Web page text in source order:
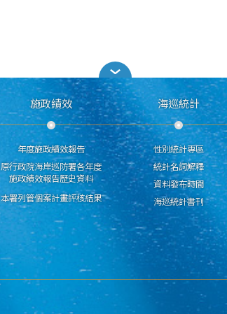
施政績效
年度施政績效報告
原行政院海岸巡防署各年度
施政績效報告歷史資料
本署列管個案計畫評核結果
海巡統計
性別統計專區
統計名詞解釋
資料發布時間
海巡統計書刊